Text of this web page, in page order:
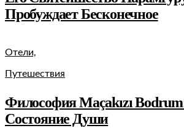
Пробуждает Бесконечное
Отели,
Путешествия
Философия Maçakızı
Cостояние Души